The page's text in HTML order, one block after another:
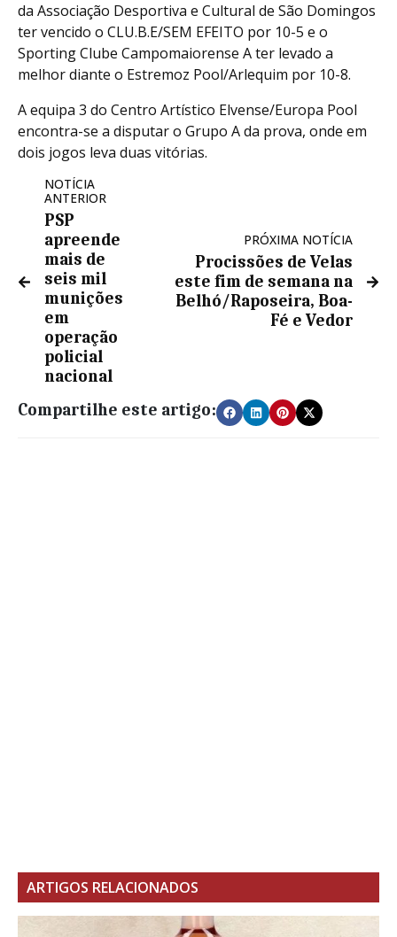
da Associação Desportiva e Cultural de São Domingos
ter vencido o CLU.B.E/SEM EFEITO por 10-5 e o
Sporting Clube Campomaiorense A ter levado a
melhor diante o Estremoz Pool/Arlequim por 10-8.
A equipa 3 do Centro Artístico Elvense/Europa Pool
encontra-se a disputar o Grupo A da prova, onde em
dois jogos leva duas vitórias.
NOTÍCIA
ANTERIOR
PSP
apreende
mais de
seis mil
munições
em
operação
policial
nacional
PRÓXIMA NOTÍCIA
Procissões de Velas
este fim de semana na
Belhó/Raposeira, Boa-
Fé e Vedor
Compartilhe este artigo:
ARTIGOS RELACIONADOS